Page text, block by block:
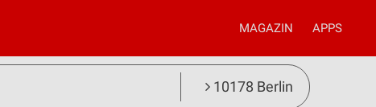
MAGAZIN APPS
10178 Berlin